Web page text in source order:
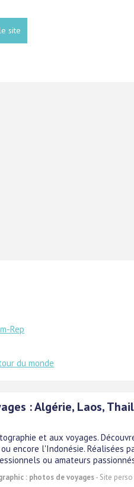
site
Rep
du monde
: Algérie, Laos,
et aux voyages.
encore l'Indonésie. Réalisées
ou amateurs
: photos de voyages- Site perso